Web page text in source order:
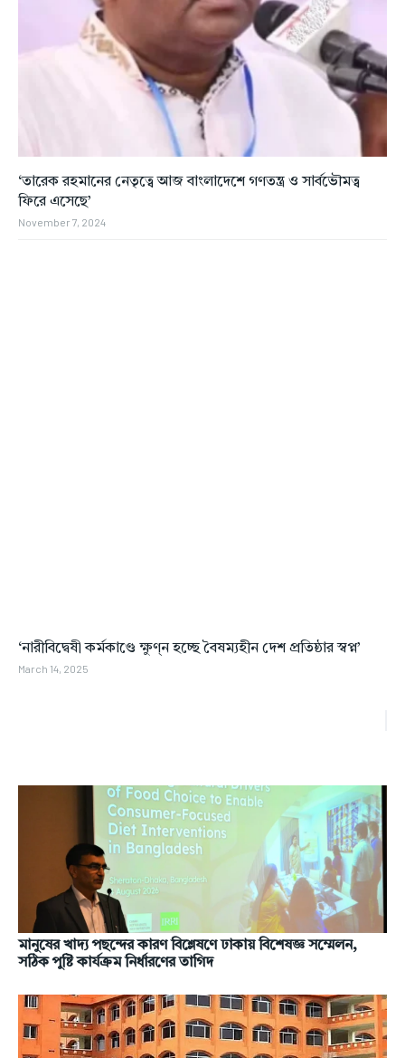
মানুষের খাদ্য পছন্দের কারণ বিশ্লেষণে ঢাকায় বিশেষজ্ঞ সম্মেলন,
সঠিক পুষ্টি কার্যক্রম নির্ধারণের তাগিদ
‘তারেক রহমানের নেতৃত্বে আজ বাংলাদেশে গণতন্ত্র ও সার্বভৌমত্ব
ফিরে এসেছে’
November 7, 2024
‘নারীবিদ্বেষী কর্মকাণ্ডে ক্ষুণ্ন হচ্ছে বৈষম্যহীন দেশ প্রতিষ্ঠার স্বপ্ন’
March 14, 2025